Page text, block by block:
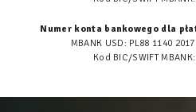
Numer konta bankowego dla
MBANK USD: PL88 1140
Kod BIC/SWIFT